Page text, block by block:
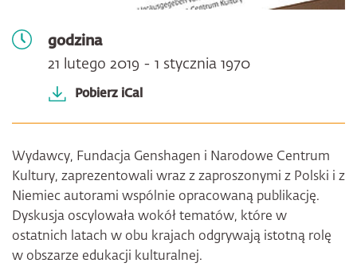
godzina
21 lutego 2019 - 1 stycznia 1970
Pobierz iCal
Wydawcy, Fundacja Genshagen i Narodowe Centrum
Kultury, zaprezentowali wraz z zaproszonymi z Polski i z
Niemiec autorami wspólnie opracowaną publikację.
Dyskusja oscylowała wokół tematów, które w
ostatnich latach w obu krajach odgrywają istotną rolę
w obszarze edukacji kulturalnej.